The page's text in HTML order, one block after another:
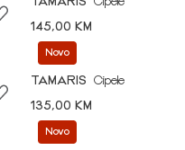
145,00 KM
Novo
TAMARIS
Cipele
135,00 KM
Novo